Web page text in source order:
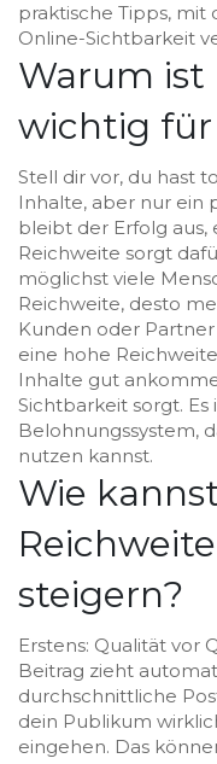
praktische Tipps, mit
Online-Sichtbarkeit
Warum ist
wichtig für
Stell dir vor, du hast
Inhalte, aber nur ein
bleibt der Erfolg aus,
Reichweite sorgt
möglichst viele
Reichweite, desto
Kunden oder
eine hohe
Inhalte gut
Sichtbarkeit sorgt. Es
Belohnungssystem,
nutzen kannst.
Wie
steigern?
Erstens: Qualität vor
Beitrag zieht
durchschnittliche
dein Publikum
eingehen. Das